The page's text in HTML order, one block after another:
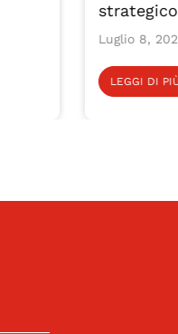
strategico
Luglio 8, 2026
LEGGI DI PIÙ